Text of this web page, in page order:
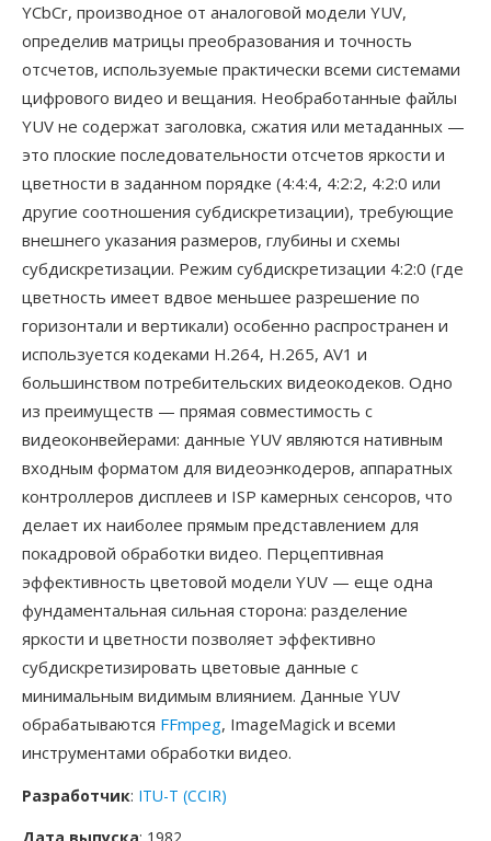
YCbCr, производное от аналоговой модели YUV,
определив матрицы преобразования и точность
отсчетов, используемые практически всеми системами
цифрового видео и вещания. Необработанные файлы
YUV не содержат заголовка, сжатия или метаданных —
это плоские последовательности отсчетов яркости и
цветности в заданном порядке (4:4:4, 4:2:2, 4:2:0 или
другие соотношения субдискретизации), требующие
внешнего указания размеров, глубины и схемы
субдискретизации. Режим субдискретизации 4:2:0 (где
цветность имеет вдвое меньшее разрешение по
горизонтали и вертикали) особенно распространен и
используется кодеками H.264, H.265, AV1 и
большинством потребительских видеокодеков. Одно
из преимуществ — прямая совместимость с
видеоконвейерами: данные YUV являются нативным
входным форматом для видеоэнкодеров, аппаратных
контроллеров дисплеев и ISP камерных сенсоров, что
делает их наиболее прямым представлением для
покадровой обработки видео. Перцептивная
эффективность цветовой модели YUV — еще одна
фундаментальная сильная сторона: разделение
яркости и цветности позволяет эффективно
субдискретизировать цветовые данные с
минимальным видимым влиянием. Данные YUV
обрабатываются FFmpeg, ImageMagick и всеми
инструментами обработки видео.
Разработчик: ITU-T (CCIR)